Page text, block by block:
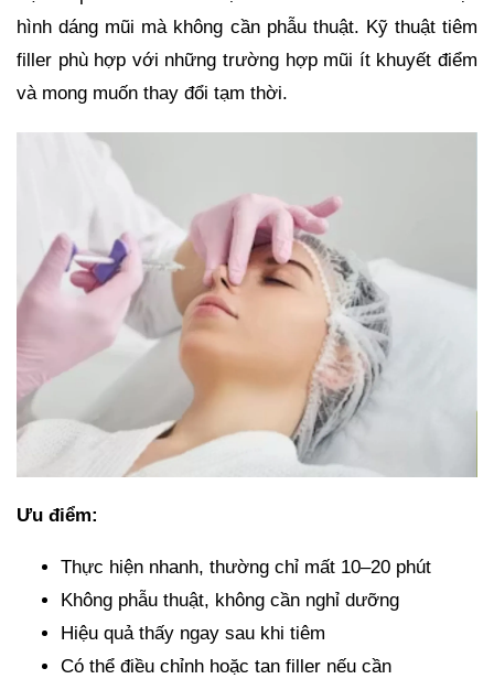
hình dáng mũi mà không cần phẫu thuật. Kỹ thuật tiêm
filler phù hợp với những trường hợp mũi ít khuyết điểm
và mong muốn thay đổi tạm thời.
Ưu điểm:
Thực hiện nhanh, thường chỉ mất 10–20 phút
Không phẫu thuật, không cần nghỉ dưỡng
Hiệu quả thấy ngay sau khi tiêm
Có thể điều chỉnh hoặc tan filler nếu cần